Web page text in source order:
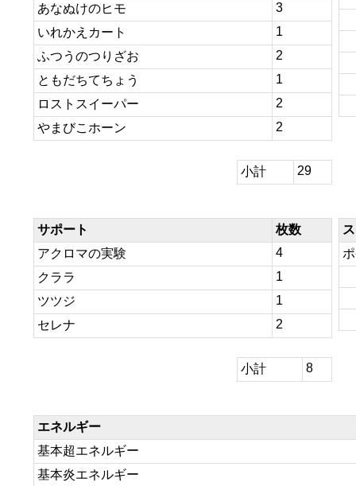
あなぬけのヒモ
3
いれかえカート
1
ふつうのつりざお
2
ともだちてちょう
1
ロストスイーパー
2
やまびこホーン
2
小計 29
サポート
枚数
アクロマの実験
4
クララ
1
ツツジ
1
セレナ
2
小計 8
エネルギー
基本超エネルギー
基本炎エネルギー